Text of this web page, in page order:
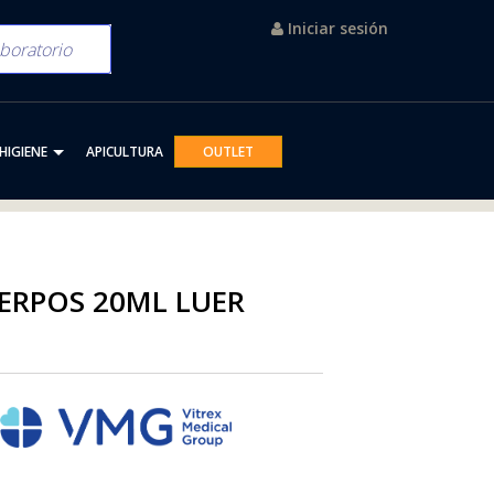
Iniciar sesión
APICULTURA OUTLET
20ML LUER